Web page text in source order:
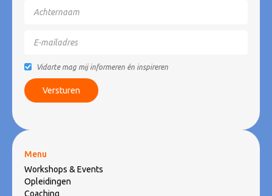
Vidarte mag mij informeren én inspireren
Menu
Workshops & Events
Opleidingen
Coaching